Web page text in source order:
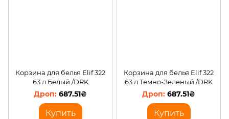
Корзина для белья Elif 322
63 л Белый /DRK
687.51₴
Купить
Корзина для белья Elif 322
63 л Темно-Зеленый /DRK
687.51₴
Купить